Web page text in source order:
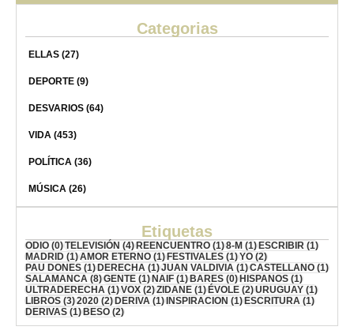
Categorias
ELLAS (27)
DEPORTE (9)
DESVARIOS (64)
VIDA (453)
POLÍTICA (36)
MÚSICA (26)
Etiquetas
ODIO (0)TELEVISIÓN (4) REENCUENTRO (1)8-M (1) ESCRIBIR (1)
MADRID (1)AMOR ETERNO (1) FESTIVALES (1)YO (2)
PAU DONES (1) DERECHA (1)JUAN VALDIVIA (1)CASTELLANO (1)
SALAMANCA (8)GENTE (1) NAIF (1) BARES (0) HISPANOS (1)
ULTRADERECHA (1)VOX (2)ZIDANE (1) ÉVOLE (2)URUGUAY (1)
LIBROS (3)2020 (2) DERIVA (1) INSPIRACION (1) ESCRITURA (1)
DERIVAS (1) BESO (2)